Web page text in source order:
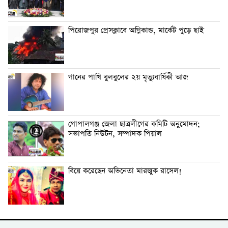
পিরোজপুর প্রেসক্লাবে অগ্নিকান্ড, মার্কেট পুড়ে ছাই
গানের পাখি বুলবুলের ২য় মৃত্যুবার্ষিকী আজ
গোপালগঞ্জ জেলা ছাত্রলীগের কমিটি অনুমোদন;
সভাপতি নিউটন, সম্পাদক পিয়াল
বিয়ে করেছেন অভিনেতা মারজুক রাসেল!